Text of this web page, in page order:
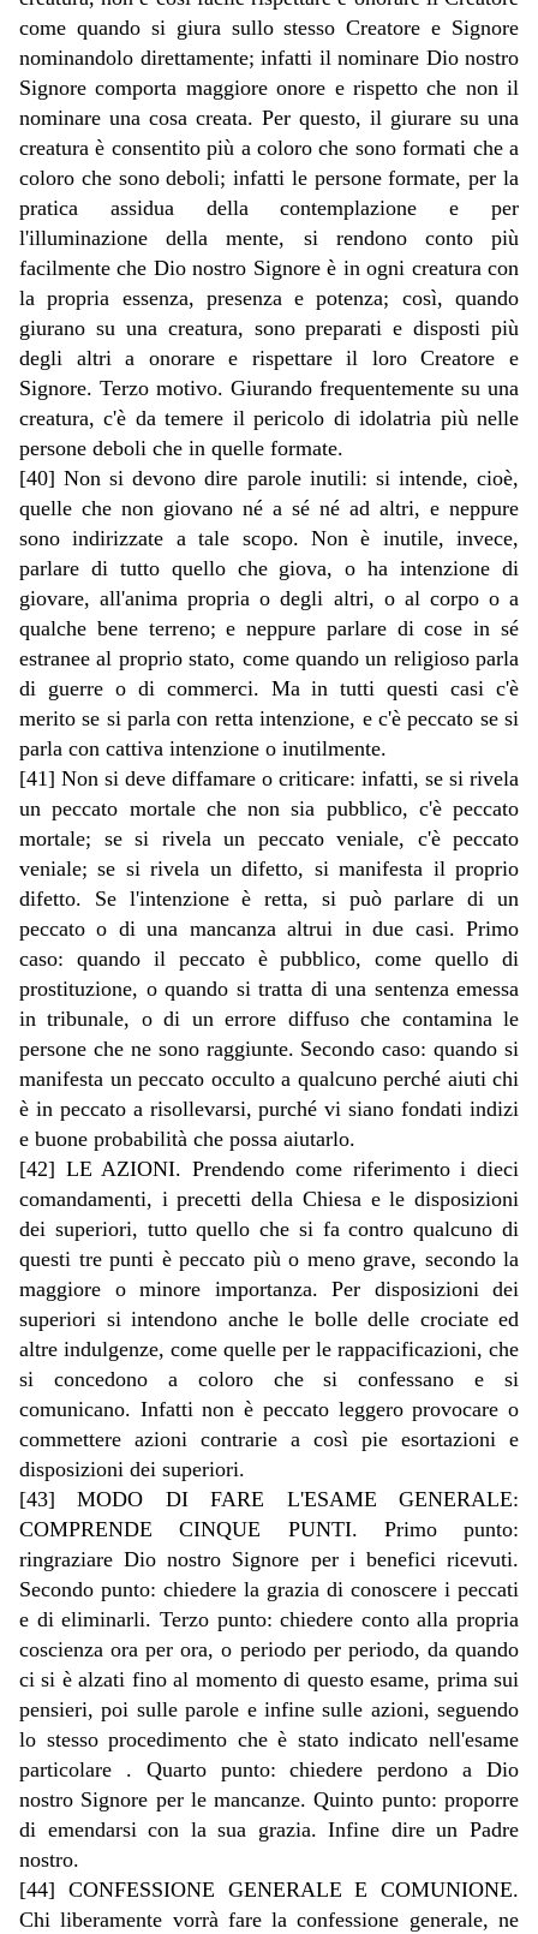
come quando si giura sullo stesso Creatore e Signore
nominandolo direttamente; infatti il nominare Dio nostro
Signore comporta maggiore onore e rispetto che non il
nominare una cosa creata. Per questo, il giurare su una
creatura è consentito più a coloro che sono formati che a
coloro che sono deboli; infatti le persone formate, per la
pratica assidua della contemplazione e per
l'illuminazione della mente, si rendono conto più
facilmente che Dio nostro Signore è in ogni creatura con
la propria essenza, presenza e potenza; così, quando
giurano su una creatura, sono preparati e disposti più
degli altri a onorare e rispettare il loro Creatore e
Signore. Terzo motivo. Giurando frequentemente su una
creatura, c'è da temere il pericolo di idolatria più nelle
persone deboli che in quelle formate.
[40] Non si devono dire parole inutili: si intende, cioè,
quelle che non giovano né a sé né ad altri, e neppure
sono indirizzate a tale scopo. Non è inutile, invece,
parlare di tutto quello che giova, o ha intenzione di
giovare, all'anima propria o degli altri, o al corpo o a
qualche bene terreno; e neppure parlare di cose in sé
estranee al proprio stato, come quando un religioso parla
di guerre o di commerci. Ma in tutti questi casi c'è
merito se si parla con retta intenzione, e c'è peccato se si
parla con cattiva intenzione o inutilmente.
[41] Non si deve diffamare o criticare: infatti, se si rivela
un peccato mortale che non sia pubblico, c'è peccato
mortale; se si rivela un peccato veniale, c'è peccato
veniale; se si rivela un difetto, si manifesta il proprio
difetto. Se l'intenzione è retta, si può parlare di un
peccato o di una mancanza altrui in due casi. Primo
caso: quando il peccato è pubblico, come quello di
prostituzione, o quando si tratta di una sentenza emessa
in tribunale, o di un errore diffuso che contamina le
persone che ne sono raggiunte. Secondo caso: quando si
manifesta un peccato occulto a qualcuno perché aiuti chi
è in peccato a risollevarsi, purché vi siano fondati indizi
e buone probabilità che possa aiutarlo.
[42] LE AZIONI. Prendendo come riferimento i dieci
comandamenti, i precetti della Chiesa e le disposizioni
dei superiori, tutto quello che si fa contro qualcuno di
questi tre punti è peccato più o meno grave, secondo la
maggiore o minore importanza. Per disposizioni dei
superiori si intendono anche le bolle delle crociate ed
altre indulgenze, come quelle per le rappacificazioni, che
si concedono a coloro che si confessano e si
comunicano. Infatti non è peccato leggero provocare o
commettere azioni contrarie a così pie esortazioni e
disposizioni dei superiori.
[43] MODO DI FARE L'ESAME GENERALE:
COMPRENDE CINQUE PUNTI. Primo punto:
ringraziare Dio nostro Signore per i benefici ricevuti.
Secondo punto: chiedere la grazia di conoscere i peccati
e di eliminarli. Terzo punto: chiedere conto alla propria
coscienza ora per ora, o periodo per periodo, da quando
ci si è alzati fino al momento di questo esame, prima sui
pensieri, poi sulle parole e infine sulle azioni, seguendo
lo stesso procedimento che è stato indicato nell'esame
particolare . Quarto punto: chiedere perdono a Dio
nostro Signore per le mancanze. Quinto punto: proporre
di emendarsi con la sua grazia. Infine dire un Padre
nostro.
[44] CONFESSIONE GENERALE E COMUNIONE.
Chi liberamente vorrà fare la confessione generale, ne